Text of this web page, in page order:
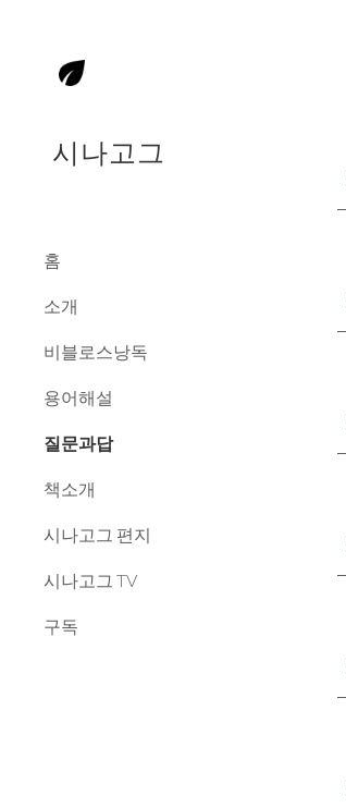
시나고그
홈
소개
비블로스낭독
용어해설
질문과답
책소개
시나고그 편지
시나고그 TV
구독